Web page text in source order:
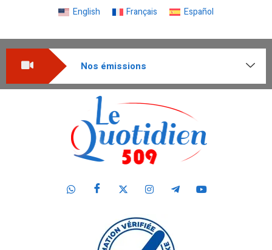
English Français Español
Nos émissions